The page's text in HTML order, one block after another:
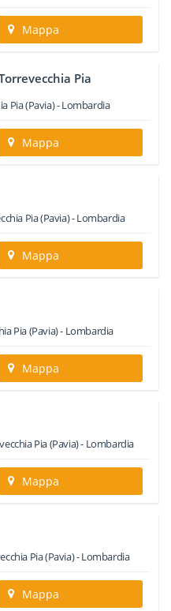
Mappa
Pia
Pia(Pavia) -Lombardia
Mappa
Pia(Pavia) -Lombardia
Mappa
Pia(Pavia) - Lombardia
Mappa
Pia(Pavia) - Lombardia
Mappa
Pia(Pavia) -Lombardia
Mappa